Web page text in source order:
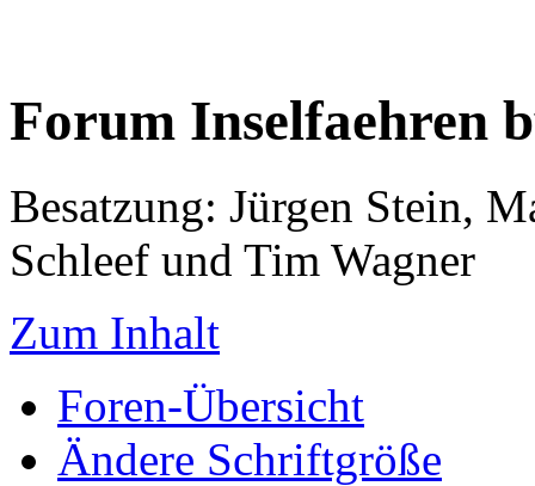
Forum Inselfaehren
Besatzung: Jürgen Stein,
Schleef und Tim Wagner
Zum Inhalt
Foren-Übersicht
Ändere Schriftgröße